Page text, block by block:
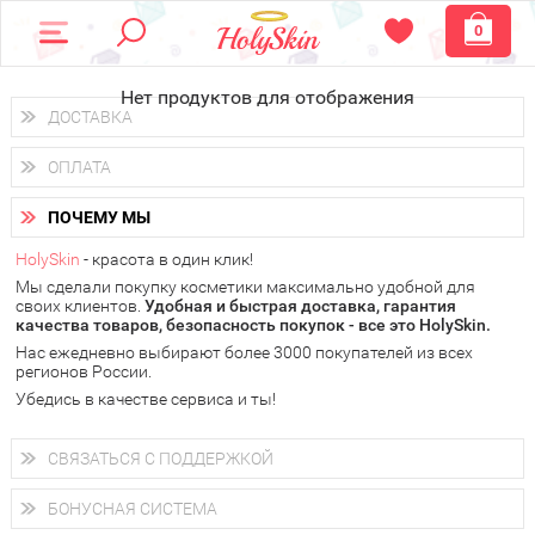
0
Нет продуктов для отображения
ДОСТАВКА
Доставка осуществляетсяпо всем городам России.
Вы можете выбрать доставку курьером, Почтой России или
получить заказ в пунктах выдачи PickPoint или пункте
самовывоза.
В 20 городах России доставка осуществляется ужена
следующий день.
у Вас всегда есть возможность получитьбесплатную
доставку от HolySkin.
подробнее об условиях доставки и оплаты в Вашем городе
ОПЛАТА
Вы можете оплатить свой заказ любым удобным способом:
наличными деньгами (
через интернет-банк (Альфа-банк, Сбербанк) и другими
электронными способами.
ПОЧЕМУ МЫ
HolySkin - красота в один клик!
Мы сделали покупку косметики максимально удобной для
своих клиентов. Удобная и быстрая доставка, гарантия
качества товаров, безопасность покупок - все это HolySkin.
Нас ежедневно выбирают более 3000 покупателей из всех
регионов России.
Убедись в качестве сервиса и ты!
СВЯЗАТЬСЯ С ПОДДЕРЖКОЙ
+7 (800) 707-24-55
Мы будем рады ответить на все Ваши вопросы по работе
магазина, проконсультировать по товарам, рассказать о
БОНУСНАЯ СИСТЕМА